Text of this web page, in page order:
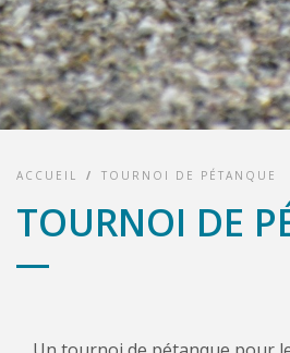
ACCUEIL / TOURNOI DE PÉTANQUE
TOURNOI DE